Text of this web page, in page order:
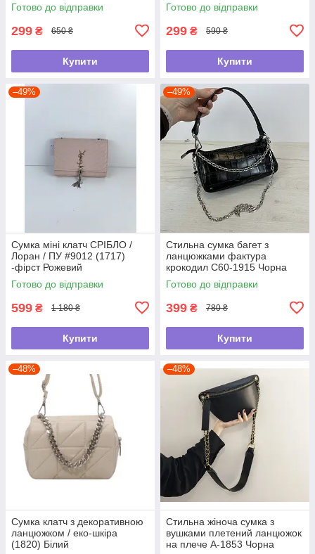
Готово до відправки
299 ₴ 650 ₴
Купити
Готово до відправки
299 ₴ 590 ₴
Купити
–49%
Сумка міні клатч СРІБЛО /
Лоран / ПУ #9012 (1717)
-фірст Рожевий
Готово до відправки
599 ₴ 1 180 ₴
Купити
–49%
Стильна сумка багет з
ланцюжками фактура
крокодил С60-1915 Чорна
Готово до відправки
399 ₴ 780 ₴
Купити
–48%
Сумка клатч з декоративною
ланцюжком / еко-шкіра
(1820) Білий
–48%
Стильна жіноча сумка з
вушками плетений ланцюжок
на плече А-1853 Чорна